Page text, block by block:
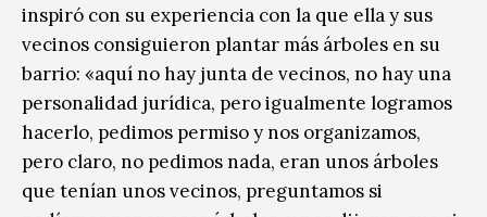
inspiró con su experiencia con la que ella y sus
vecinos consiguieron plantar más árboles en su
barrio: «aquí no hay junta de vecinos, no hay una
personalidad jurídica, pero igualmente logramos
hacerlo, pedimos permiso y nos organizamos,
pero claro, no pedimos nada, eran unos árboles
que tenían unos vecinos, preguntamos si